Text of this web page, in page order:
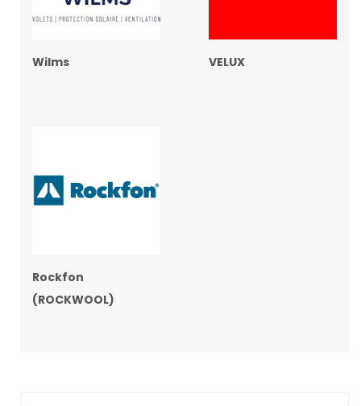
Wilms VELUX
Rockfon
(ROCKWOOL)